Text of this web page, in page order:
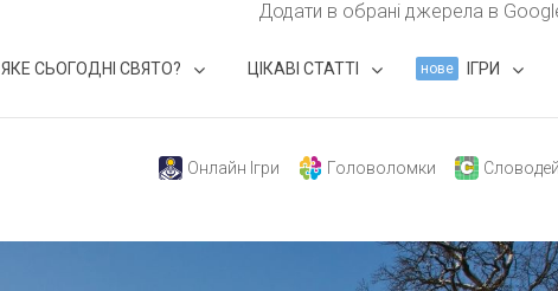
Додати в обрані джерела в
ЯКЕ СЬОГОДНІ СВЯТО? ЦІКАВІ СТАТТІ нове ІГРИ
Онлайн Ігри Головоломки Словодей